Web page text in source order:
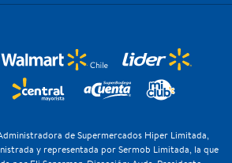
de Supermercados Hiper Limitada,
y representada por Sermob Limitada, la que